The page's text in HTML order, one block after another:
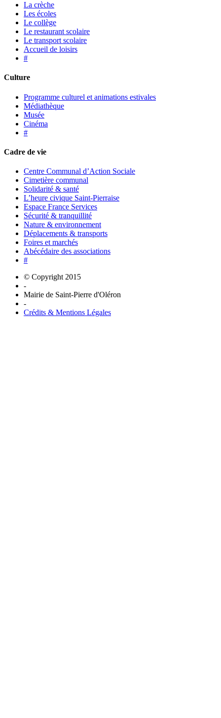
La crèche
Les écoles
Le collège
Le restaurant scolaire
Le transport scolaire
Accueil de loisirs
#
Culture
Programme culturel et animations estivales
Médiathèque
Musée
Cinéma
#
Cadre de vie
Centre Communal d’Action Sociale
Cimetière communal
Solidarité & santé
L’heure civique Saint-Pierraise
Espace France Services
Sécurité & tranquillité
Nature & environnement
Déplacements & transports
Foires et marchés
Abécédaire des associations
#
© Copyright 2015
-
Mairie de Saint-Pierre d'Oléron
-
Crédits & Mentions Légales